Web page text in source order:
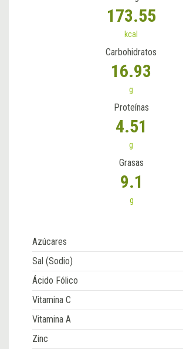
173.55
kcal
Carbohidratos
16.93
g
Proteínas
4.51
g
Grasas
9.1
g
Azúcares
Sal (Sodio)
Ácido Fólico
Vitamina C
Vitamina A
Zinc